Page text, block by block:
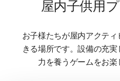
屋内子供用
お子様たちが屋内アクテ
きる場所です。設備の充
力を養うゲームをお楽